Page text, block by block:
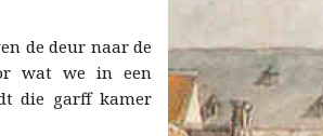
de deur naar de
wat we in een
die garff kamer